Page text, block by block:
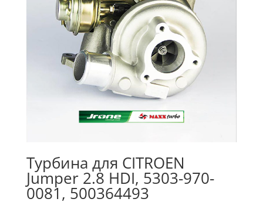
Турбина для CITROEN
Jumper 2.8 HDI, 5303-970-
0081, 500364493